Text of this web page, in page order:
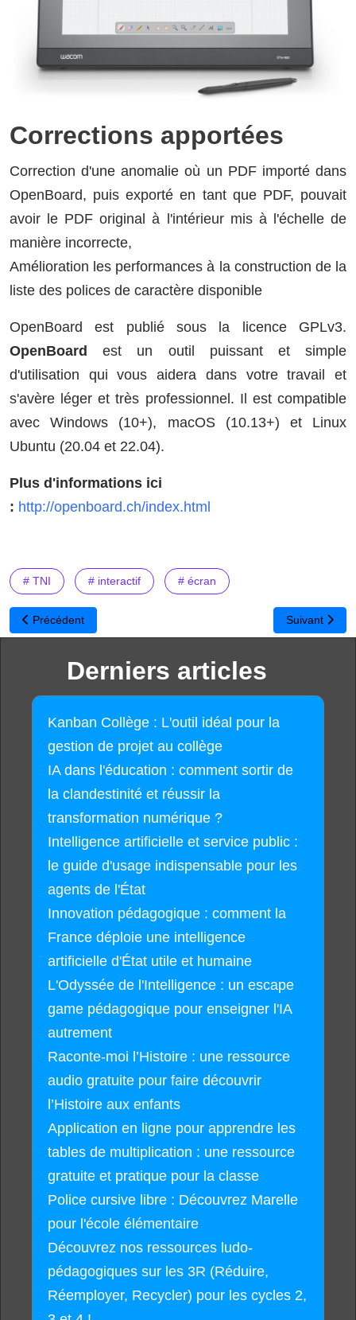
Corrections apportées
Correction d'une anomalie où un PDF importé dans
OpenBoard, puis exporté en tant que PDF, pouvait
avoir le PDF original à l'intérieur mis à l'échelle de
manière incorrecte,
Amélioration les performances à la construction de la
liste des polices de caractère disponible
OpenBoard est publié sous la licence GPLv3.
OpenBoard
est un outil puissant et simple
d'utilisation qui vous aidera dans votre travail et
s'avère léger et très professionnel. Il est compatible
avec Windows (10+), macOS (10.13+) et Linux
Ubuntu (20.04 et 22.04).
Plus d'informations ici
: http://openboard.ch/index.html
# TNI # interactif # écran
Article précédent : OpenBoard 1.7 : Une nouvelle version riche
Précédent Article
Suivant
Derniers articles
Kanban Collège : L'outil idéal pour la
gestion de projet au collège
IA dans l'éducation : comment sortir de
la clandestinité et réussir la
transformation numérique ?
Intelligence artificielle et service public :
le guide d'usage indispensable pour les
agents de l'État
Innovation pédagogique : comment la
France déploie une intelligence
artificielle d'État utile et humaine
L'Odyssée de l'Intelligence : un escape
game pédagogique pour enseigner l'IA
autrement
Raconte-moi l’Histoire : une ressource
audio gratuite pour faire découvrir
l’Histoire aux enfants
Application en ligne pour apprendre les
tables de multiplication : une ressource
gratuite et pratique pour la classe
Police cursive libre : Découvrez Marelle
pour l'école élémentaire
Découvrez nos ressources ludo-
pédagogiques sur les 3R (Réduire,
Réemployer, Recycler) pour les cycles 2,